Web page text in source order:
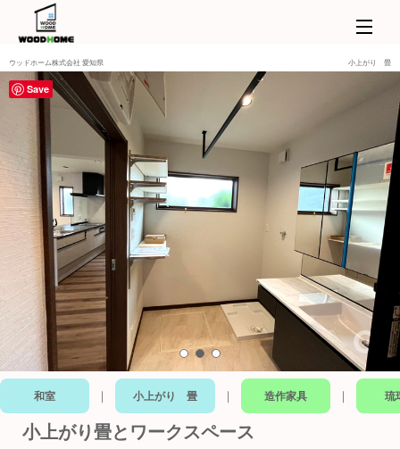
ウッドホーム株式会社 愛知県 小上がり 畳
和室 ｜ 小上がり 畳 ｜ 造作家具 ｜ 琉
小上がり畳とワークスペース
Save